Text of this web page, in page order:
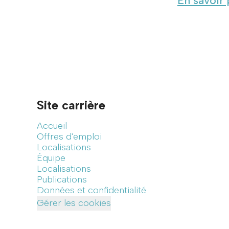
Site carrière
Accueil
Offres d'emploi
Localisations
Équipe
Localisations
Publications
Données et confidentialité
Gérer les cookies